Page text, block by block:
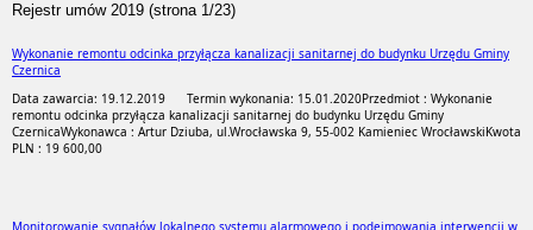
Rejestr umów 2019 (strona 1/23)
Wykonanie remontu odcinka przyłącza kanalizacji sanitarnej do budynku Urzędu Gminy
Czernica
Data zawarcia: 19.12.2019 Termin wykonania: 15.01.2020Przedmiot : Wykonanie
remontu odcinka przyłącza kanalizacji sanitarnej do budynku Urzędu Gminy
CzernicaWykonawca : Artur Dziuba, ul.Wrocławska 9, 55-002 Kamieniec WrocławskiKwota
PLN : 19 600,00
Monitorowanie sygnałów lokalnego systemu alarmowego i podejmowania interwencji w